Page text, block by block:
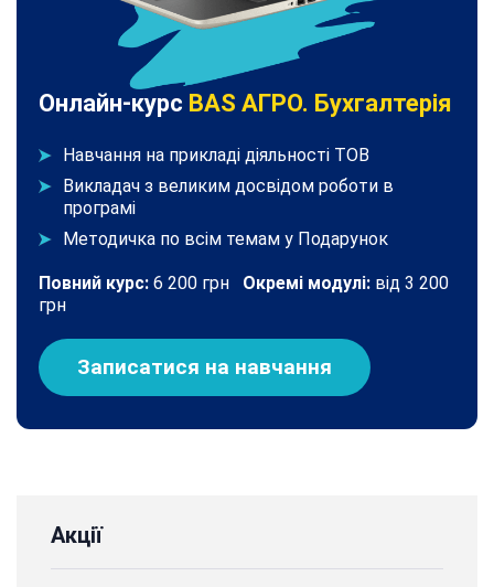
Онлайн-курс BAS АГРО. Бухгалтерія
Навчання на прикладі діяльності ТОВ
Викладач з великим досвідом роботи в
програмі
Методичка по всім темам у Подарунок
Повний курс: 6 200 грн Окремі модулі: від 3 200
грн
Записатися на навчання
Акції